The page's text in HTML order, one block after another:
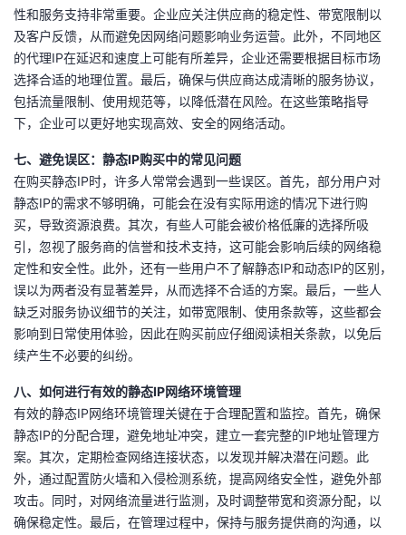
性和服务支持非常重要。企业应关注供应商的稳定性、带宽限制以
及客户反馈，从而避免因网络问题影响业务运营。此外，不同地区
的代理IP在延迟和速度上可能有所差异，企业还需要根据目标市场
选择合适的地理位置。最后，确保与供应商达成清晰的服务协议，
包括流量限制、使用规范等，以降低潜在风险。在这些策略指导
下，企业可以更好地实现高效、安全的网络活动。
七、避免误区：静态IP购买中的常见问题
在购买静态IP时，许多人常常会遇到一些误区。首先，部分用户对
静态IP的需求不够明确，可能会在没有实际用途的情况下进行购
买，导致资源浪费。其次，有些人可能会被价格低廉的选择所吸
引，忽视了服务商的信誉和技术支持，这可能会影响后续的网络稳
定性和安全性。此外，还有一些用户不了解静态IP和动态IP的区别，
误以为两者没有显著差异，从而选择不合适的方案。最后，一些人
缺乏对服务协议细节的关注，如带宽限制、使用条款等，这些都会
影响到日常使用体验，因此在购买前应仔细阅读相关条款，以免后
续产生不必要的纠纷。
八、如何进行有效的静态IP网络环境管理
有效的静态IP网络环境管理关键在于合理配置和监控。首先，确保
静态IP的分配合理，避免地址冲突，建立一套完整的IP地址管理方
案。其次，定期检查网络连接状态，以发现并解决潜在问题。此
外，通过配置防火墙和入侵检测系统，提高网络安全性，避免外部
攻击。同时，对网络流量进行监测，及时调整带宽和资源分配，以
确保稳定性。最后，在管理过程中，保持与服务提供商的沟通，以